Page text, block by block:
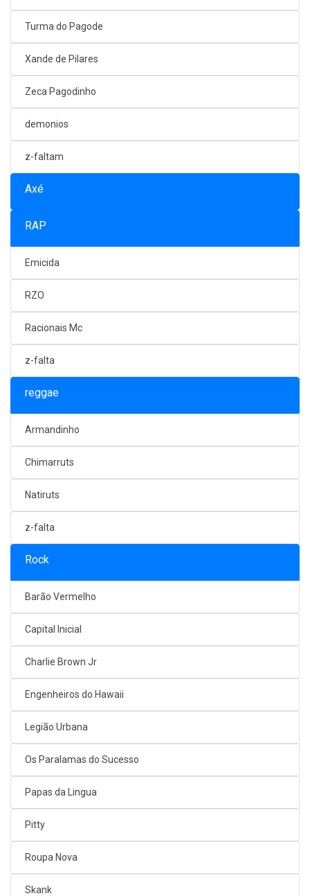
Turma do Pagode
Xande de Pilares
Zeca Pagodinho
demonios
z-faltam
Axé
RAP
Emicida
RZO
Racionais Mc
z-falta
reggae
Armandinho
Chimarruts
Natiruts
z-falta
Rock
Barão Vermelho
Capital Inicial
Charlie Brown Jr
Engenheiros do Hawaii
Legião Urbana
Os Paralamas do Sucesso
Papas da Lingua
Pitty
Roupa Nova
Skank